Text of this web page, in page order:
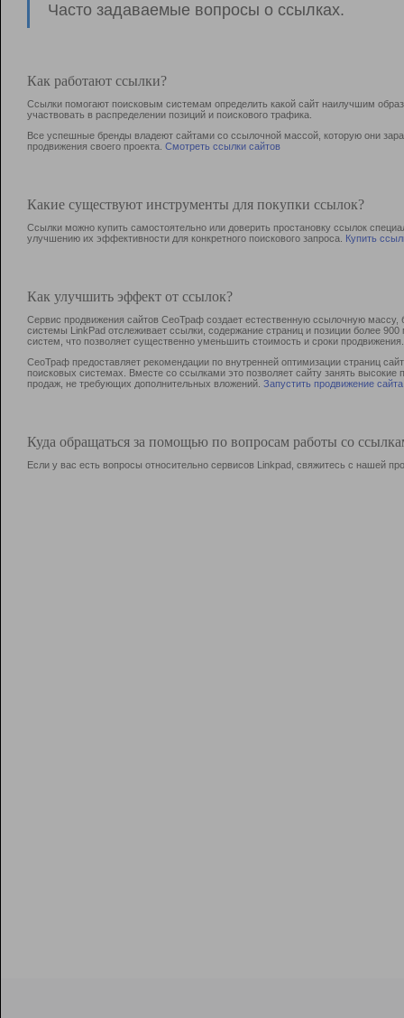
Часто задаваемые вопросы о ссылках.
Как работают ссылки?
Ссылки помогают поисковым системам определить какой сайт наилучшим
участвовать в раcпределении позиций и поискового трафика.
Все успешные бренды владеют сайтами со ссылочной массой, которую они
продвижения своего проекта. Смотреть ссылки сайтов
Какие существуют инструменты для покупки ссылок?
Ссылки можно купить самостоятельно или доверить простановку ссылок
улучшению их эффективности для конкретного поискового запроса. Купить
Как улучшить эффект от ссылок?
Сервис продвижения сайтов СеоТраф создает естественную ссылочную
системы LinkPad отслеживает ссылки, содержание страниц и позиции более
систем, что позволяет существенно уменьшить стоимость и сроки продвижения.
СеоТраф предоставляет рекомендации по внутренней оптимизации страниц
поисковых системах. Вместе со ссылками это позволяет сайту занять
продаж, не требующих дополнительных вложений. Запустить продвижение сайта
Куда обращаться за помощью по вопросам работы со
Если у вас есть вопросы относительно сервисов Linkpad, свяжитесь с нашей